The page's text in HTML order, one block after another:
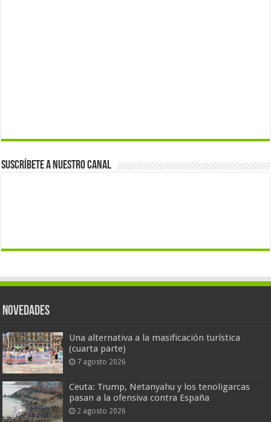
Suscríbete a nuestro canal
Novedades
Una alternativa a la masificación turística
(cuarta parte)
7 agosto 2026
Ceuta: Trump, Netanyahu y los tenoligarcas
pasan a la ofensiva contra España
2 agosto 2026